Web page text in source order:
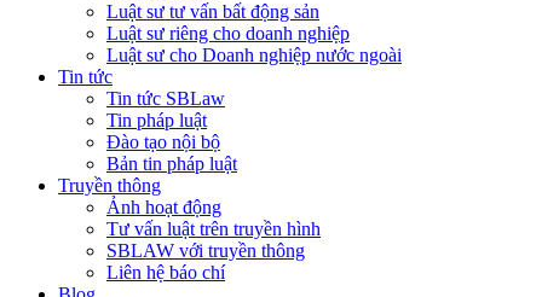
Luật sư tư vấn bất động sản
Luật sư riêng cho doanh nghiệp
Luật sư cho Doanh nghiệp nước ngoài
Tin tức
Tin tức SBLaw
Tin pháp luật
Đào tạo nội bộ
Bản tin pháp luật
Truyền thông
Ảnh hoạt động
Tư vấn luật trên truyền hình
SBLAW với truyền thông
Liên hệ báo chí